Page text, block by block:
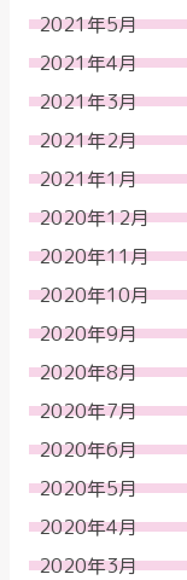
2021年5月
2021年4月
2021年3月
2021年2月
2021年1月
2020年12月
2020年11月
2020年10月
2020年9月
2020年8月
2020年7月
2020年6月
2020年5月
2020年4月
2020年3月